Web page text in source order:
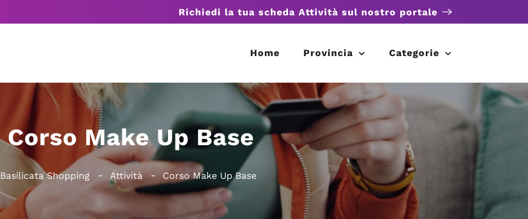
Richiedi la tua scheda Attività sul nostro portale
Home Provincia Categorie
Corso Make Up Base
Basilicata Shopping Attività Corso Make Up Base